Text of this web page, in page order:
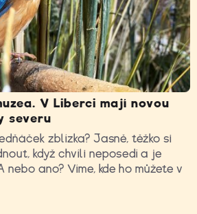
V Liberci mají novou
severu
zblízka? Jasně, těžko si
když chvíli neposedí a je
nebo ano? Víme, kde ho můžete v